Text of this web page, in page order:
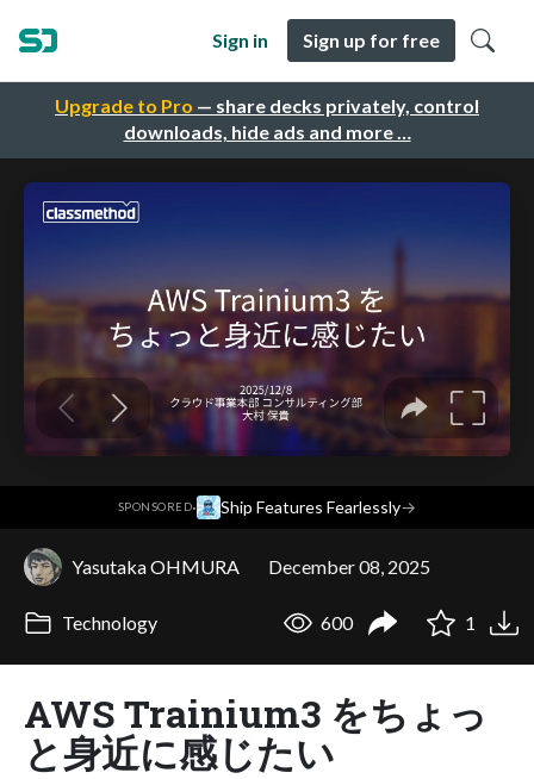
Upgrade to Pro — share decks privately, control
downloads, hide ads and more …
Sign in Sign up for free
SPONSORED· Ship Features Fearlessly→
Yasutaka OHMURA December 08, 2025
Technology 600 1
AWS Trainium3 をちょっ
と身近に感じたい